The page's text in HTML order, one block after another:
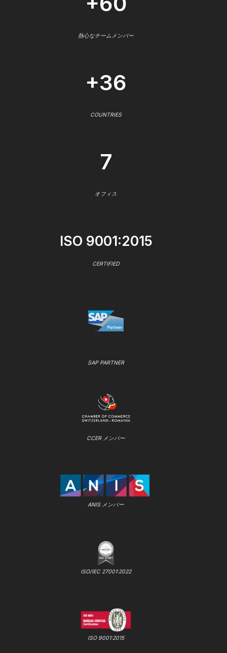
熱心なチームメンバー
+36
COUNTRIES
7
オフィス
ISO 9001:2015
CERTIFIED
SAP PARTNER
CCER メンバー
ANIS メンバー
ISO/IEC 27001:2022
ISO 9001:2015